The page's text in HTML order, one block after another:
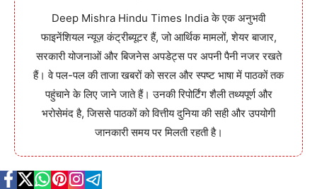
Deep Mishra Hindu Times India के एक अनुभवी
फाइनेंशियल न्यूज़ कंट्रीब्यूटर हैं, जो आर्थिक मामलों, शेयर बाजार,
सरकारी योजनाओं और बिजनेस अपडेट्स पर अपनी पैनी नजर रखते
हैं। वे पल-पल की ताजा खबरों को सरल और स्पष्ट भाषा में पाठकों तक
पहुंचाने के लिए जाने जाते हैं। उनकी रिपोर्टिंग शैली तथ्यपूर्ण और
भरोसेमंद है, जिससे पाठकों को वित्तीय दुनिया की सही और उपयोगी
जानकारी समय पर मिलती रहती है।